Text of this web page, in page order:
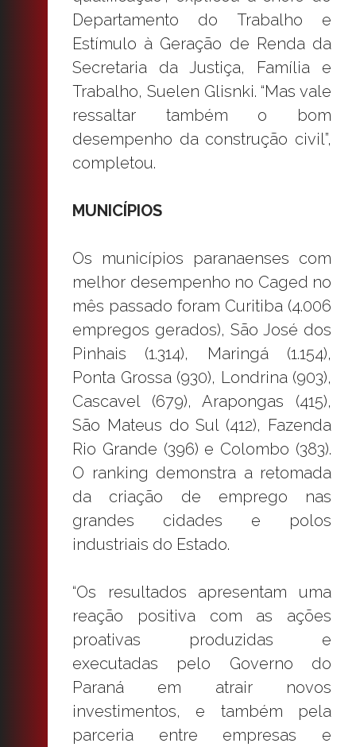
Departamento do Trabalho e
Estímulo à Geração de Renda da
Secretaria da Justiça, Família e
Trabalho, Suelen Glisnki. “Mas vale
ressaltar também o bom
desempenho da construção civil”,
completou.
MUNICÍPIOS
Os municípios paranaenses com
melhor desempenho no Caged no
mês passado foram Curitiba (4.006
empregos gerados), São José dos
Pinhais (1.314), Maringá (1.154),
Ponta Grossa (930), Londrina (903),
Cascavel (679), Arapongas (415),
São Mateus do Sul (412), Fazenda
Rio Grande (396) e Colombo (383).
O ranking demonstra a retomada
da criação de emprego nas
grandes cidades e polos
industriais do Estado.
“Os resultados apresentam uma
reação positiva com as ações
proativas produzidas e
executadas pelo Governo do
Paraná em atrair novos
investimentos, e também pela
parceria entre empresas e